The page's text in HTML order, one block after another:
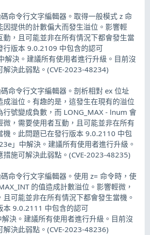
命令行文字編輯器。取得一般模式 z 命
因提供的計數偏大而發生溢位。影響輕
動，且可能並非在所有情況下都會發生當
行版本 9.0.2109 中包含的認可
解決。建議所有使用者進行升級。目前沒
解決此弱點。(CVE-2023-48234)
命令行文字編輯器。剖析相對 ex 位址
成溢位。有趣的是，這發生在現有的溢位
行號變成負數，而 LONG_MAX - lnum 會
微，需要使用者互動，且可能並非在所有
機。此問題已在發行版本 9.0.2110 中包
」中解決。建議所有使用者進行升級。
措施可解決此弱點。(CVE-2023-48235)
命令行文字編輯器。使用 z= 命令時，使
的值造成計數溢位。影響輕微，
且可能並非在所有情況下都會發生當機。
本 9.0.2111 中包含的認可
解決。建議所有使用者進行升級。目前沒
解決此弱點。(CVE-2023-48236)